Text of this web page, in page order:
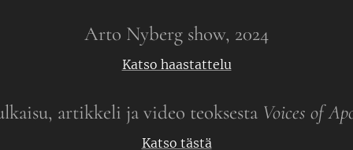
Arto Nyberg show, 2024
Katso haastattelu
artikkeli ja video teoksesta Voices of
Katso tästä